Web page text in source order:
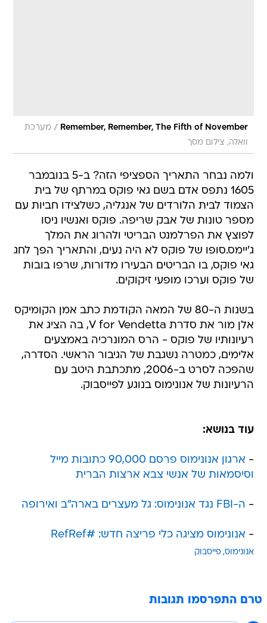
Remember, Remember, The Fifth of November
/ מערכת
וואלה, צילום מסך
ולמה נבחר התאריך הספציפי הזה? ב-5 בנובמבר
1605 נתפס אדם בשם גאי פוקס במרתף של בית
הצמוד לבית הלורדים של אנגליה, כשלצידו חביות עם
מספר טונות של אבק שריפה. פוקס ואנשיו ניסו
לפוצץ את הפרלמנט הבריטי ולהרוג את המלך
ג'יימס.סופו של פוקס לא היה נעים, והתאריך הפך לחג
גאי פוקס, בו הבריטים הבעירו מדורות, שרפו בובות
של פוקס וערכו מופעי זיקוקים.
בשנות ה-80 של המאה הקודמת כתב אמן הקומיקס
אלן מור את סדרת V for Vendetta, בה הציג את
רעיונותיו של פוקס - הרס המונרכיה באמצעים
אלימים, כמטרה נשגבת של הגיבור הראשי. הסדרה,
שהפכה לסרט ב-2006, מתכתבת היטב עם
הרעיונות של אנונימוס בנוגע לפייסבוק.
עוד בנושא:
-
ארגון אנונימוס פרסם 90,000 כתובות מייל
וסיסמאות של אנשי צבא ארצות הברית
- ה-FBI נגד אנונימוס: גל מעצרים בארה"ב ואירופה
- אנונימוס מציגה כלי פריצה חדש: #RefRef
אנונימוס פייסבוק
טרם התפרסמו תגובות